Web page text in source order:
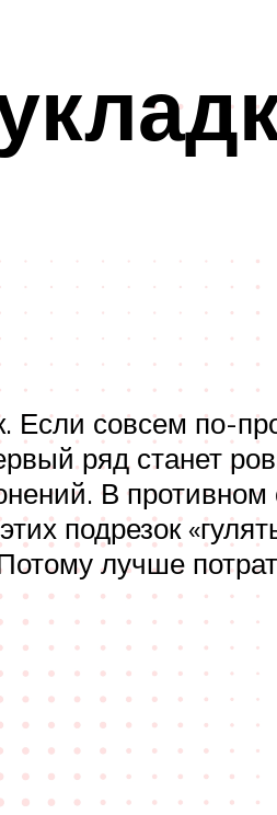
Если совсем по-
ряд станет
В противном
подрезок
лучше